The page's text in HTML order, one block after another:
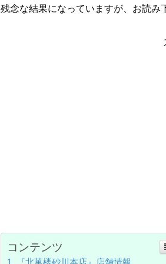
残念な結果になっていますが、お読み
コンテンツ